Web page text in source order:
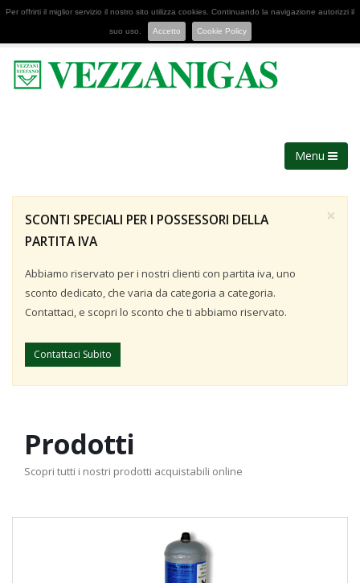
Per offrirti il miglior servizio il nostro sito utilizza cookies. Continuando la navigazione autorizzi il
suo uso. Accetto Cookie Policy
Menu
×
SCONTI SPECIALI PER I POSSESSORI DELLA
PARTITA IVA
Abbiamo riservato per i nostri clienti con partita iva, uno
sconto dedicato, che varia da categoria a categoria.
Contattaci, e scopri lo sconto che ti abbiamo riservato.
Contattaci Subito
Prodotti
Scopri tutti i nostri prodotti acquistabili online